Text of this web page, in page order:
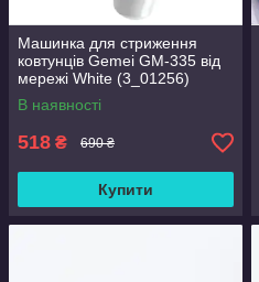
Машинка для стриження
ковтунців Gemei GM-335 від
мережі White (3_01256)
В наявності
518 ₴ 690 ₴
Купити